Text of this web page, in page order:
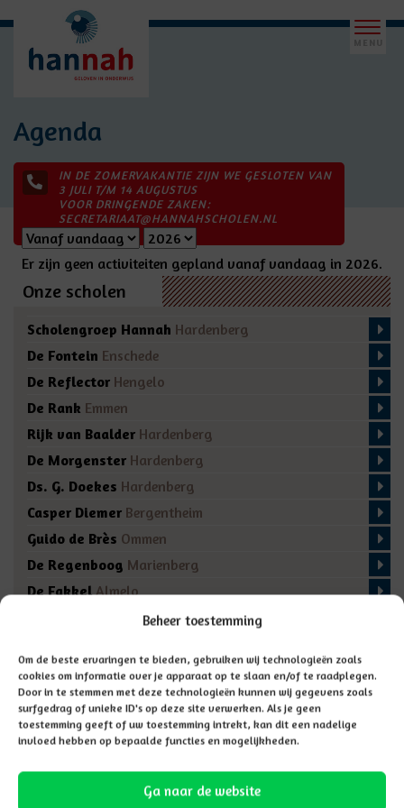
Beheer toestemming
Om de beste ervaringen te bieden, gebruiken wij technologieën zoals
cookies om informatie over je apparaat op te slaan en/of te raadplegen.
Door in te stemmen met deze technologieën kunnen wij gegevens zoals
surfgedrag of unieke ID's op deze site verwerken. Als je geen
toestemming geeft of uw toestemming intrekt, kan dit een nadelige
invloed hebben op bepaalde functies en mogelijkheden.
Ga naar de website
Agenda
IN DE ZOMERVAKANTIE ZIJN WE GESLOTEN VAN
3 JULI T/M 14 AUGUSTUS
VOOR DRINGENDE ZAKEN:
SECRETARIAAT@HANNAHSCHOLEN.NL
Er zijn geen activiteiten gepland vanaf vandaag in 2026.
Onze scholen
Scholengroep Hannah Hardenberg
De Fontein Enschede
De Reflector Hengelo
De Rank Emmen
Rijk van Baalder Hardenberg
De Morgenster Hardenberg
Ds. G. Doekes Hardenberg
Casper Diemer Bergentheim
Guido de Brès Ommen
De Regenboog Marienberg
De FakkelAlmelo
Adresgegevens